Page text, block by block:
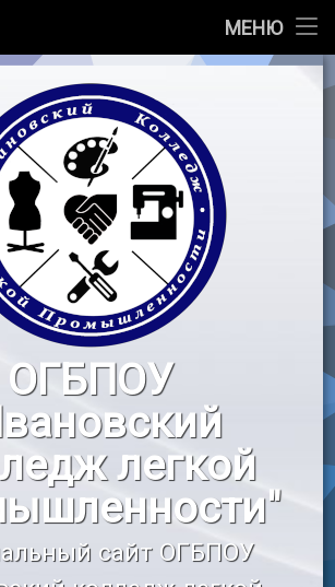
МЕНЮ
работа
кредит
ОГБПОУ
легкой
сайт ОГБПОУ